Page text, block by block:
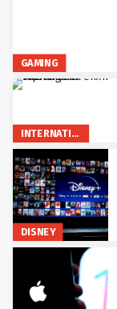
GAMING
INTERNATIONAL
DISNEY